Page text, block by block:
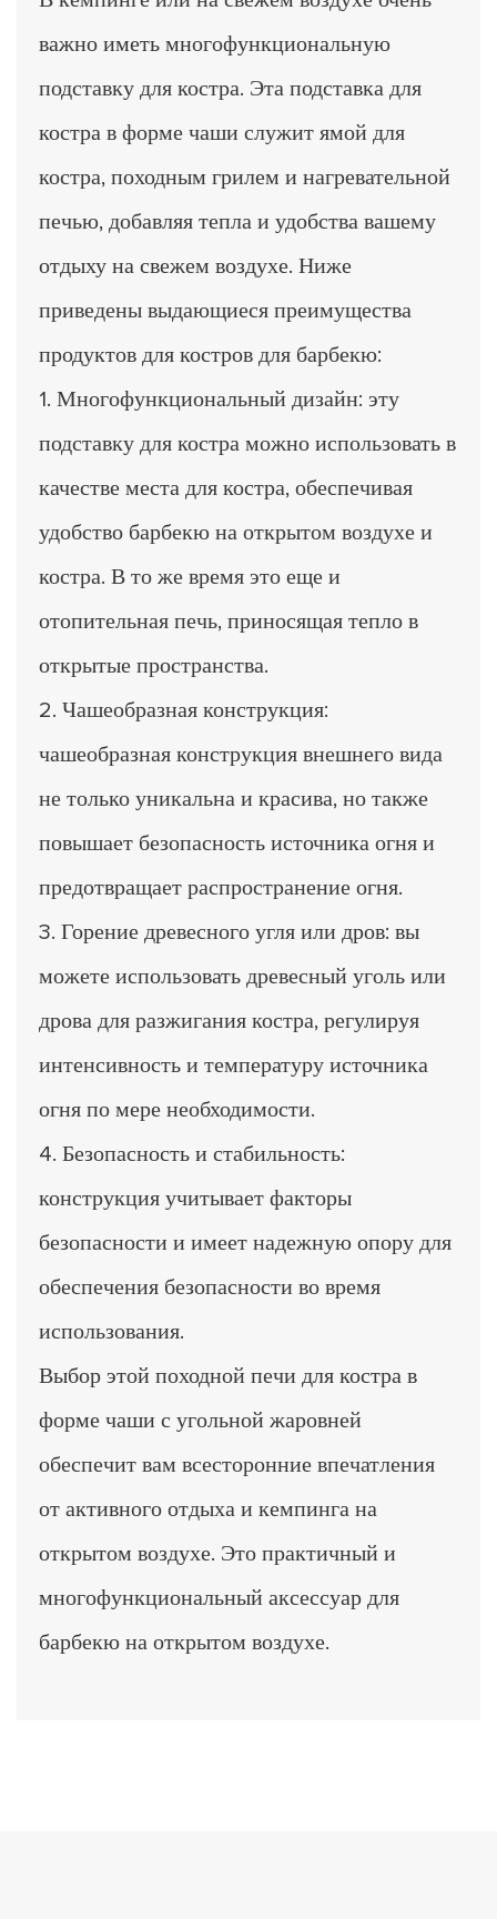
важно иметь многофункциональную
подставку для костра. Эта подставка для
костра в форме чаши служит ямой для
костра, походным грилем и нагревательной
печью, добавляя тепла и удобства вашему
отдыху на свежем воздухе. Ниже
приведены выдающиеся преимущества
продуктов для костров для барбекю:
1. Многофункциональный дизайн: эту
подставку для костра можно использовать в
качестве места для костра, обеспечивая
удобство барбекю на открытом воздухе и
костра. В то же время это еще и
отопительная печь, приносящая тепло в
открытые пространства.
2. Чашеобразная конструкция:
чашеобразная конструкция внешнего вида
не только уникальна и красива, но также
повышает безопасность источника огня и
предотвращает распространение огня.
3. Горение древесного угля или дров: вы
можете использовать древесный уголь или
дрова для разжигания костра, регулируя
интенсивность и температуру источника
огня по мере необходимости.
4. Безопасность и стабильность:
конструкция учитывает факторы
безопасности и имеет надежную опору для
обеспечения безопасности во время
использования.
Выбор этой походной печи для костра в
форме чаши с угольной жаровней
обеспечит вам всесторонние впечатления
от активного отдыха и кемпинга на
открытом воздухе. Это практичный и
многофункциональный аксессуар для
барбекю на открытом воздухе.